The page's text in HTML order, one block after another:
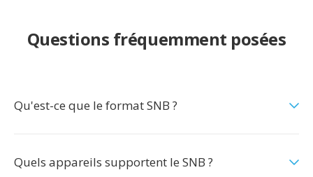
Questions fréquemment posées
Qu'est-ce que le format SNB ?
Quels appareils supportent le SNB ?